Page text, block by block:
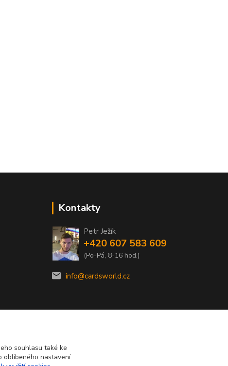
Kontakty
Petr Ježík
+420 607 583 609
(Po-Pá, 8-16 hod.)
info@cardsworld.cz
souhlasu také ke
oblíbeného nastavení